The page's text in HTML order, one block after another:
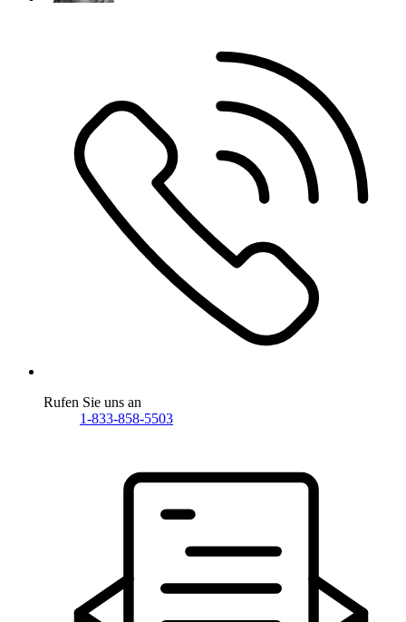
Rufen Sie uns an
1-833-858-5503